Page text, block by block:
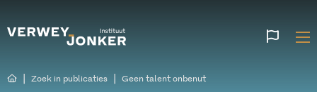
Zoek in publicaties Geen talent onbenut